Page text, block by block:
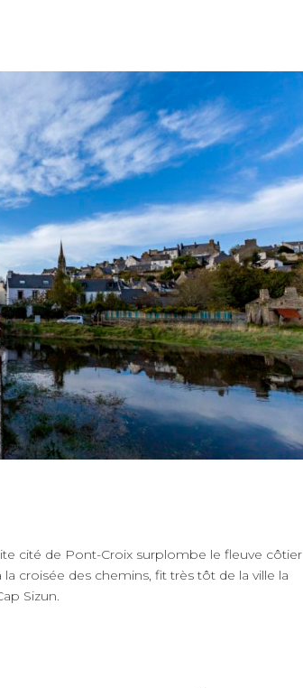
cité de Pont-Croix surplombe le fleuve côtier
croisée des chemins, fit très tôt de la ville la
Sizun.